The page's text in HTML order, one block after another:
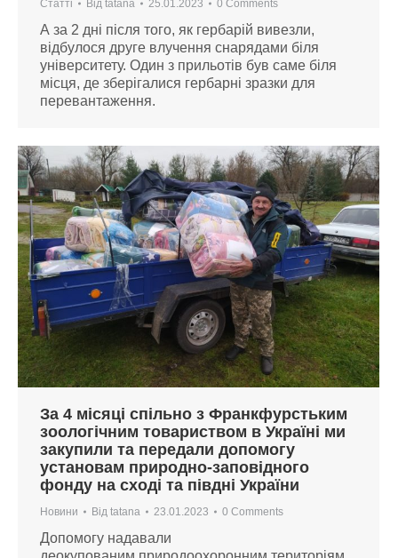
Статті Від tatana 25.01.2023 0 Comments
А за 2 дні після того, як гербарій вивезли,
відбулося друге влучення снарядами біля
університету. Один з прильотів був саме біля
місця, де зберігалися гербарні зразки для
перевантаження.
За 4 місяці спільно з Франкфурстьким
зоологічним товариством в Україні ми
закупили та передали допомогу
установам природно-заповідного
фонду на сході та півдні України
Новини Від tatana 23.01.2023 0 Comments
Допомогу надавали